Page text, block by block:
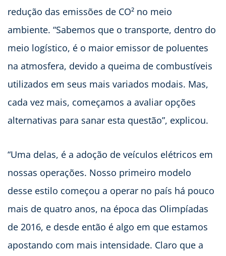
redução das emissões de CO² no meio
ambiente. “Sabemos que o transporte, dentro do
meio logístico, é o maior emissor de poluentes
na atmosfera, devido a queima de combustíveis
utilizados em seus mais variados modais. Mas,
cada vez mais, começamos a avaliar opções
alternativas para sanar esta questão”, explicou.
“Uma delas, é a adoção de veículos elétricos em
nossas operações. Nosso primeiro modelo
desse estilo começou a operar no país há pouco
mais de quatro anos, na época das Olimpíadas
de 2016, e desde então é algo em que estamos
apostando com mais intensidade. Claro que a